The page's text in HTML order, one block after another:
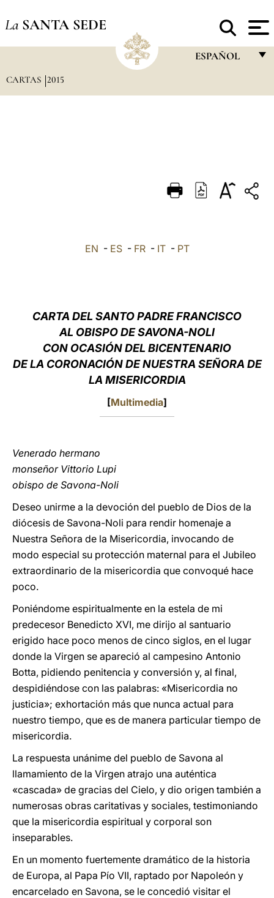
La SANTA SEDE
ESPAÑOL
DEUTSCH
CARTAS 2015
EN - ES- FR- IT- PT
CARTA DEL SANTO PADRE FRANCISCO
AL OBISPO DE SAVONA-NOLI
CON OCASIÓN DEL BICENTENARIO
DE LA CORONACIÓN DE NUESTRA SEÑORA DE
LA MISERICORDIA
[Multimedia]
Venerado hermano
monseñor Vittorio Lupi
obispo de Savona-Noli
Deseo unirme a la devoción del pueblo de Dios de la
diócesis de Savona-Noli para rendir homenaje a
Nuestra Señora de la Misericordia, invocando de
modo especial su protección maternal para el Jubileo
extraordinario de la misericordia que convoqué hace
poco.
Poniéndome espiritualmente en la estela de mi
predecesor Benedicto XVI, me dirijo al santuario
erigido hace poco menos de cinco siglos, en el lugar
donde la Virgen se apareció al campesino Antonio
Botta, pidiendo penitencia y conversión y, al final,
despidiéndose con las palabras: «Misericordia no
justicia»; exhortación más que nunca actual para
nuestro tiempo, que es de manera particular tiempo de
misericordia.
La respuesta unánime del pueblo de Savona al
llamamiento de la Virgen atrajo una auténtica
«cascada» de gracias del Cielo, y dio origen también a
numerosas obras caritativas y sociales, testimoniando
que la misericordia espiritual y corporal son
inseparables.
En un momento fuertemente dramático de la historia
de Europa, al Papa Pío VII, raptado por Napoleón y
encarcelado en Savona, se le concedió visitar el